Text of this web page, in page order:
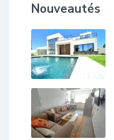
Nouveautés